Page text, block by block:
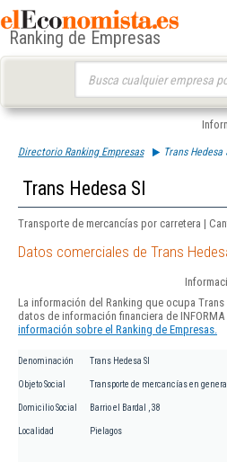
Ranking de Empresas
Directorio Ranking Empresas Trans Hedesa
Trans Hedesa Sl
Transporte de mercancías por carretera |
Datos comerciales de Trans
La información del Ranking que ocupa
datos de información financiera de INFORMA
información sobre el Ranking de Empresas.
Denominación Trans Hedesa Sl
Objeto Social Transporte de mercancías en
Domicilio Social Barrio el Bardal , 38
Localidad Pielagos